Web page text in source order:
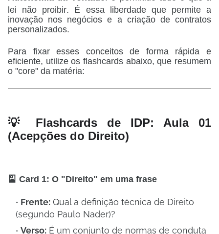
lei não proibir. É essa liberdade que permite a
inovação nos negócios e a criação de contratos
personalizados.
Para fixar esses conceitos de forma rápida e
eficiente, utilize os flashcards abaixo, que resumem
o "core" da matéria:
💡 Flashcards de IDP: Aula 01
(Acepções do Direito)
🎴 Card 1: O "Direito" em uma frase
Frente: Qual a definição técnica de Direito
(segundo Paulo Nader)?
Verso: É um conjunto de normas de conduta